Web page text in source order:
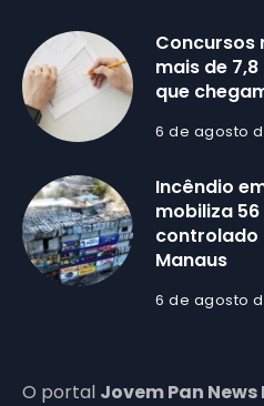
Concursos
mais de
que
6 de agosto
Incêndio
mobiliza
controlado
Manaus
6 de agosto
O portal Jovem Pan